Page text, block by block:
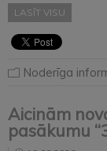
LASĪT VISU
Noderīga
Aicinām
pasākumu